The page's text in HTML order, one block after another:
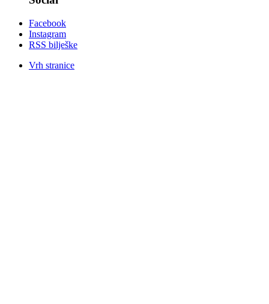
Facebook
Instagram
RSS bilješke
Vrh stranice